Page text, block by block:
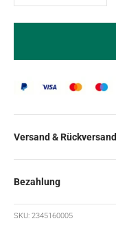
Versand & Rückversand
Bezahlung
SKU: 2345160005